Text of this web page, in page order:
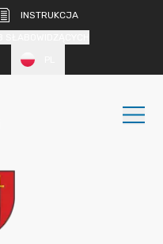
INSTRUKCJA